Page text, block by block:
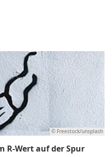
© Freestock/unsplash
R-Wert auf der Spur